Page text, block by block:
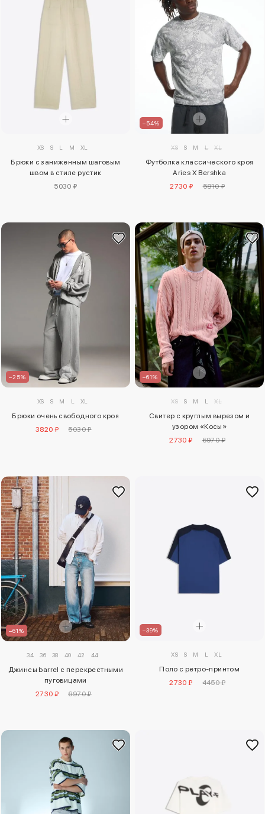
XS S L M XL
Брюки с заниженным шаговым
швом в стиле рустик
5030 ₽
–54%
XS S M L XL
Футболка классического кроя
Aries X Bershka
2730 ₽
5810 ₽
–25%
XS S M L XL
Брюки очень свободного кроя
3820 ₽
5030 ₽
–61%
XS S M L XL
Свитер с круглым вырезом и
узором «Косы»
2730 ₽
6970 ₽
–61%
34 36 38 40 42 44
Джинсы barrel с перекрестными
пуговицами
2730 ₽
6970 ₽
–39%
XS S M L XL
Поло с ретро-принтом
2730 ₽
4450 ₽